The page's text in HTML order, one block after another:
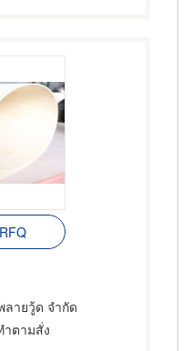
ายวู้ด จำกัด
ำตามสั่ง